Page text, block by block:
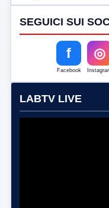
SEGUICI SUI
f
Facebook
◎
LABTV LIVE